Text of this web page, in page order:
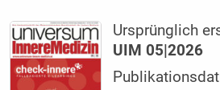
Ursprünglich
UIM 05|2026